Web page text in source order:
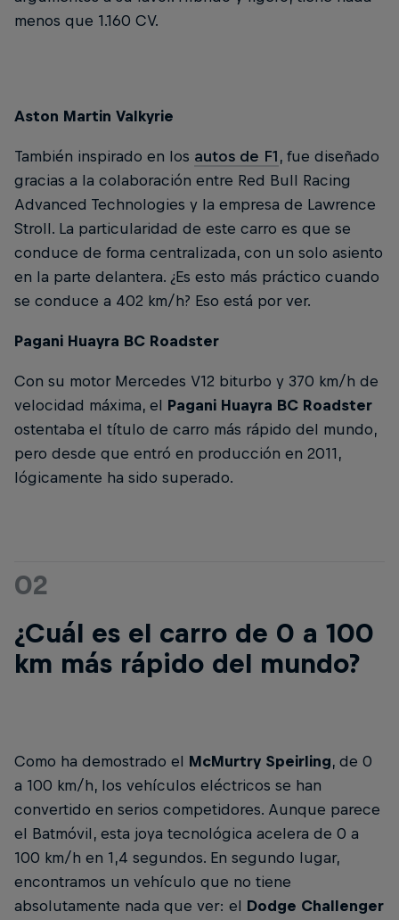
menos que 1.160 CV.
Aston Martin Valkyrie
También inspirado en los autos de F1 , fue diseñado
gracias a la colaboración entre Red Bull Racing
Advanced Technologies y la empresa de Lawrence
Stroll. La particularidad de este carro es que se
conduce de forma centralizada, con un solo asiento
en la parte delantera. ¿Es esto más práctico cuando
se conduce a 402 km/h? Eso está por ver.
Pagani Huayra BC Roadster
Con su motor Mercedes V12 biturbo y 370 km/h de
velocidad máxima, el Pagani Huayra BC Roadster
ostentaba el título de carro más rápido del mundo,
pero desde que entró en producción en 2011,
lógicamente ha sido superado.
02
¿Cuál es el carro de 0 a 100
km más rápido del mundo?
Como ha demostrado el McMurtry Speirling, de 0
a 100 km/h, los vehículos eléctricos se han
convertido en serios competidores. Aunque parece
el Batmóvil, esta joya tecnológica acelera de 0 a
100 km/h en 1,4 segundos. En segundo lugar,
encontramos un vehículo que no tiene
absolutamente nada que ver: el Dodge Challenger